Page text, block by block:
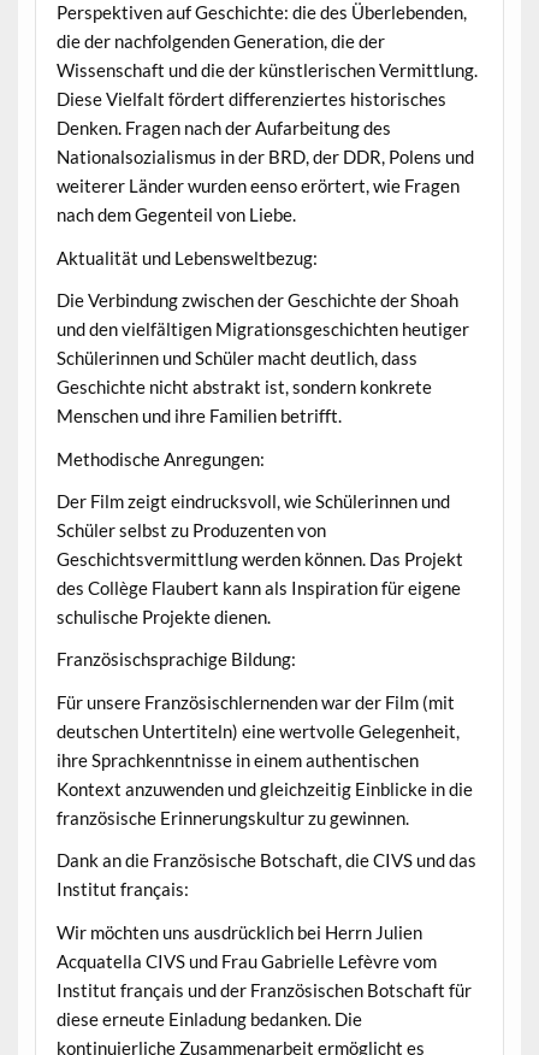
Perspektiven auf Geschichte: die des Überlebenden,
die der nachfolgenden Generation, die der
Wissenschaft und die der künstlerischen Vermittlung.
Diese Vielfalt fördert differenziertes historisches
Denken. Fragen nach der Aufarbeitung des
Nationalsozialismus in der BRD, der DDR, Polens und
weiterer Länder wurden eenso erörtert, wie Fragen
nach dem Gegenteil von Liebe.
Aktualität und Lebensweltbezug:
Die Verbindung zwischen der Geschichte der Shoah
und den vielfältigen Migrationsgeschichten heutiger
Schülerinnen und Schüler macht deutlich, dass
Geschichte nicht abstrakt ist, sondern konkrete
Menschen und ihre Familien betrifft.
Methodische Anregungen:
Der Film zeigt eindrucksvoll, wie Schülerinnen und
Schüler selbst zu Produzenten von
Geschichtsvermittlung werden können. Das Projekt
des Collège Flaubert kann als Inspiration für eigene
schulische Projekte dienen.
Französischsprachige Bildung:
Für unsere Französischlernenden war der Film (mit
deutschen Untertiteln) eine wertvolle Gelegenheit,
ihre Sprachkenntnisse in einem authentischen
Kontext anzuwenden und gleichzeitig Einblicke in die
französische Erinnerungskultur zu gewinnen.
Dank an die Französische Botschaft, die CIVS und das
Institut français:
Wir möchten uns ausdrücklich bei Herrn Julien
Acquatella CIVS und Frau Gabrielle Lefèvre vom
Institut français und der Französischen Botschaft für
diese erneute Einladung bedanken. Die
kontinuierliche Zusammenarbeit ermöglicht es